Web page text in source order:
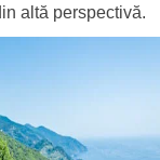
altă perspectivă.